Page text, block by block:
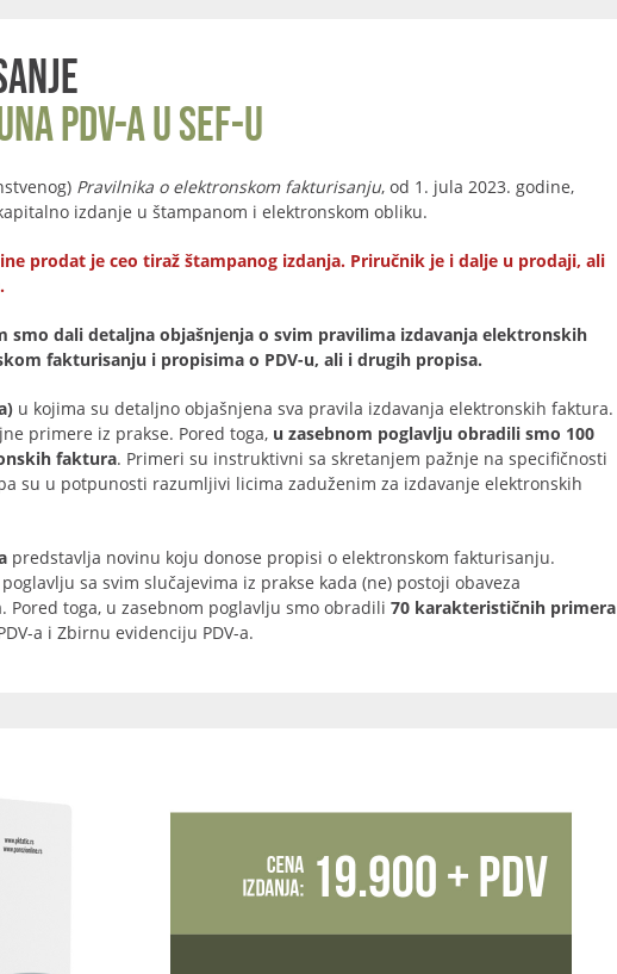
PDV-a u SEF-u
Pravilnika o elektronskom fakturisanju, od 1. jula 2023. godine,
izdanje u štampanom i elektronskom obliku.
prodat je ceo tiraž štampanog izdanja. Priručnik je i dalje u prodaji, ali
dali detaljna objašnjenja o svim pravilima izdavanja elektronskih
fakturisanju i propisima o PDV-u, ali i drugih propisa.
u kojima su detaljno objašnjena sva pravila izdavanja elektronskih faktura.
primere iz prakse. Pored toga, u zasebnom poglavlju obradili smo 100
faktura. Primeri su instruktivni sa skretanjem pažnje na specifičnosti
su u potpunosti razumljivi licima zaduženim za izdavanje elektronskih
predstavlja novinu koju donose propisi o elektronskom fakturisanju.
sa svim slučajevima iz prakse kada (ne) postoji obaveza
Pored toga, u zasebnom poglavlju smo obradili 70 karakterističnih primera
a i Zbirnu evidenciju PDV-a.